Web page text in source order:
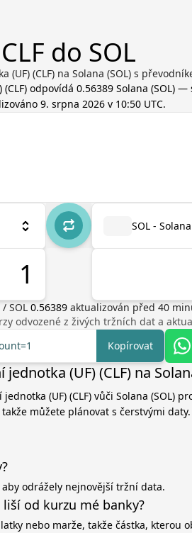
CLF do SOL
(UF) (CLF) na Solana (SOL) s
(CLF) odpovídá 0.56389 Solana (SOL) —
9. srpna 2026 v 10:50 UTC.
SOL - Solana
/ SOL 0.56389 aktualizován před 40
odvozené z živých tržních dat a
Kopírovat
(UF) (CLF) na
(UF) (CLF) vůči Solana (SOL)
můžete plánovat s čerstvými daty.
odrážely nejnovější tržní data.
liší od kurzu mé banky?
nebo marže, takže částka, kterou